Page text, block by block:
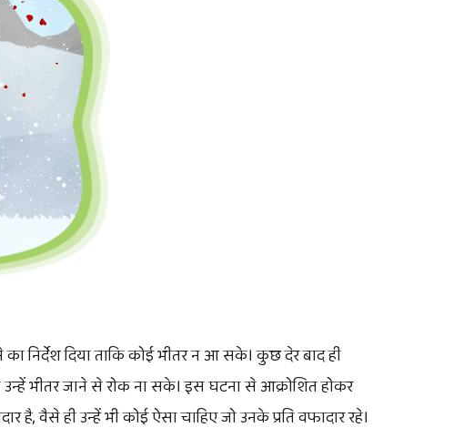
का निर्देश दिया ताकि कोई भीतर न आ सके। कुछ देर बाद ही
भीतर जाने से रोक ना सके। इस घटना से आक्रोशित होकर
है, वैसे ही उन्हें भी कोई ऐसा चाहिए जो उनके प्रति वफादार रहे।